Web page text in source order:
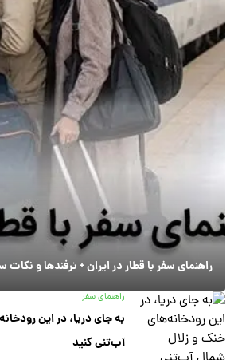
راهنمای سفر با قطار در ایران + ترفندها و
راهنمای سفر
به جای دریا، در این
آب‌تنی کنید